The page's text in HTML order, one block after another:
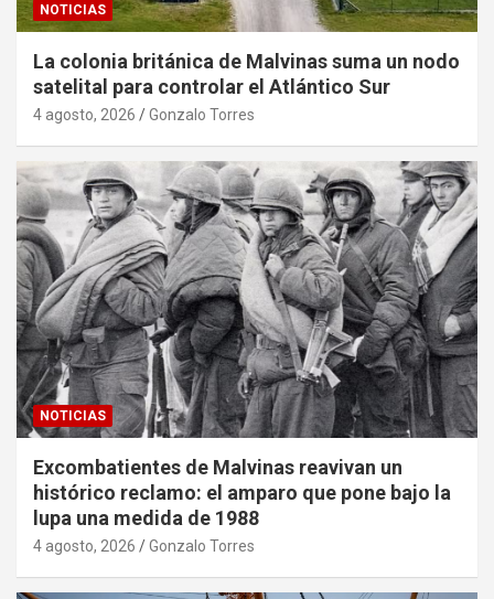
NOTICIAS
La colonia británica de Malvinas suma un nodo
satelital para controlar el Atlántico Sur
4 agosto, 2026 Gonzalo Torres
NOTICIAS
Excombatientes de Malvinas reavivan un
histórico reclamo: el amparo que pone bajo la
lupa una medida de 1988
4 agosto, 2026 Gonzalo Torres